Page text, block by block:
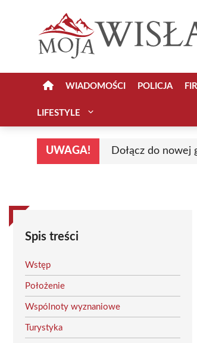
WIADOMOŚCI POLICJA
LIFESTYLE
UWAGA! Dołącz do nowej
Spis treści
Wstęp
Położenie
Wspólnoty wyznaniowe
Turystyka